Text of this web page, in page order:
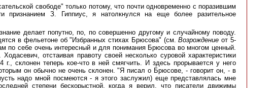
свободе" только потому, что почти одновременно с поразившим
признанием З. Гиппиус, я натолкнулся на еще более разительное
делает попутно, по, по совершенно другому и случайному поводу.
в фельетоне об "Избранных стихах Брюсова" (см.Возрождение от 5-
по себе очень интересный и для понимания Брюсова во многом ценный.
отстаивая правоту своей несколько суровой характеристики
склонен теперь кое-что в ней смягчить. И здесь прорывается у него
он обычно не очень склонен. "Я писал о Брюсове, - говорит он, - в
надо мной посмеются - я этого заслужил) еще представлялась мне
степени бескорыстной, когда я верил, что писатели движимы